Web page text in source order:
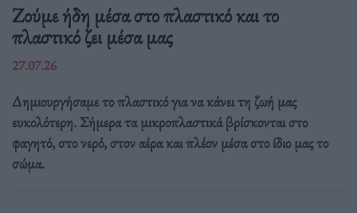
Ζούμε ήδη μέσα στο πλαστικό και το
πλαστικό ζει μέσα μας
27.07.26
Δημιουργήσαμε το πλαστικό για να κάνει τη ζωή μας
ευκολότερη. Σήμερα τα μικροπλαστικά βρίσκονται στο
φαγητό, στο νερό, στον αέρα και πλέον μέσα στο ίδιο μας το
σώμα.